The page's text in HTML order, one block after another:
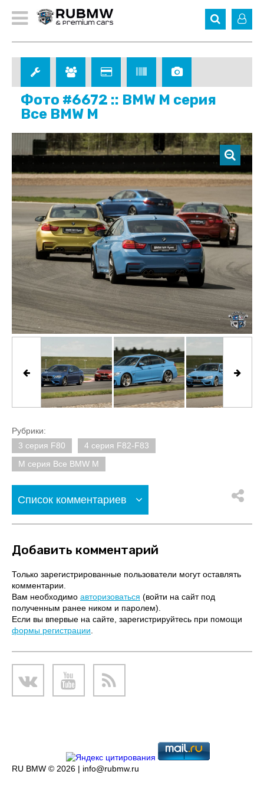
Фото #6672 :: BMW M серия
Все BMW M
Рубрики:
3 серия F80
4 серия F82-F83
M серия Все BMW M
Список комментариев
Добавить комментарий
Только зарегистрированные пользователи могут оставлять
комментарии.
Вам необходимо авторизоваться (войти на сайт под
полученным ранее ником и паролем).
Если вы впервые на сайте, зарегистрируйтесь при помощи
формы регистрации
RU BMW © 2026 | info@rubmw.ru